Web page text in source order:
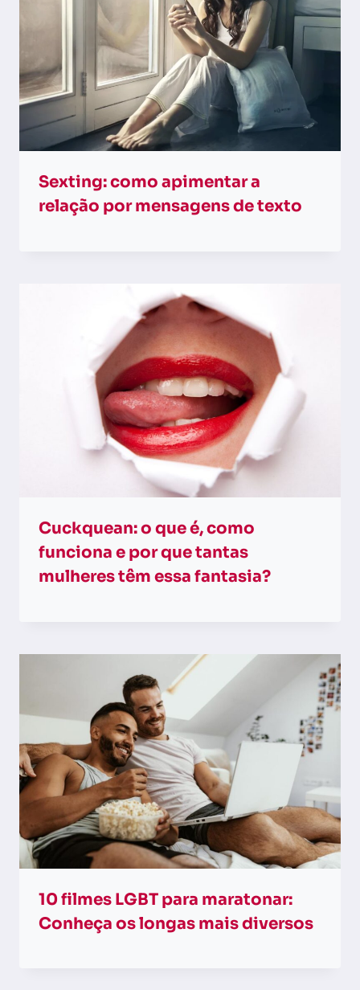
Sexting: como apimentar a
relação por mensagens de texto
Cuckquean: o que é, como
funciona e por que tantas
mulheres têm essa fantasia?
10 filmes LGBT para maratonar:
Conheça os longas mais diversos